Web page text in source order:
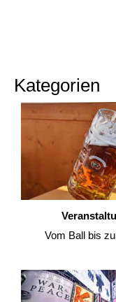
Kategorien
Vom Ball bis